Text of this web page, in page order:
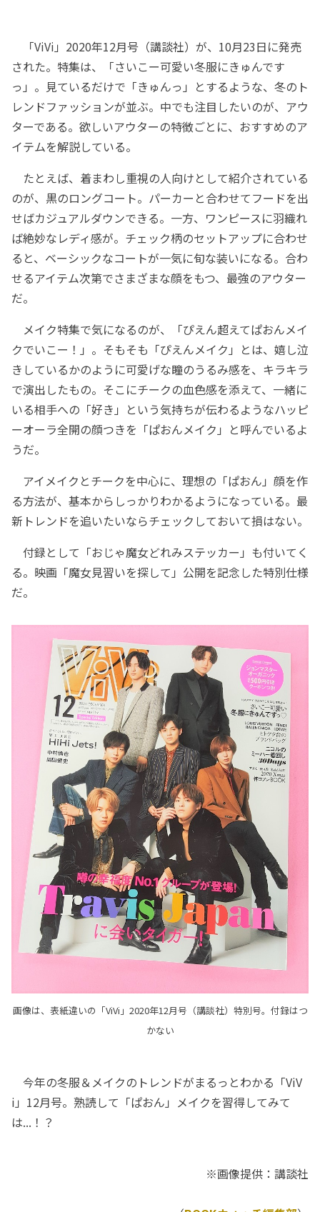
「ViVi」2020年12月号（講談社）が、10月23日に発売
された。特集は、「さいこー可愛い冬服にきゅんです
っ」。見ているだけで「きゅんっ」とするような、冬のト
レンドファッションが並ぶ。中でも注目したいのが、アウ
ターである。欲しいアウターの特徴ごとに、おすすめのア
イテムを解説している。
たとえば、着まわし重視の人向けとして紹介されている
のが、黒のロングコート。パーカーと合わせてフードを出
せばカジュアルダウンできる。一方、ワンピースに羽織れ
ば絶妙なレディ感が。チェック柄のセットアップに合わせ
ると、ベーシックなコートが一気に旬な装いになる。合わ
せるアイテム次第でさまざまな顔をもつ、最強のアウター
だ。
メイク特集で気になるのが、「ぴえん超えてぱおんメイ
クでいこー！」。そもそも「ぴえんメイク」とは、嬉し泣
きしているかのように可愛げな瞳のうるみ感を、キラキラ
で演出したもの。そこにチークの血色感を添えて、一緒に
いる相手への「好き」という気持ちが伝わるようなハッピ
ーオーラ全開の顔つきを「ぱおんメイク」と呼んでいるよ
うだ。
アイメイクとチークを中心に、理想の「ぱおん」顔を作
る方法が、基本からしっかりわかるようになっている。最
新トレンドを追いたいならチェックしておいて損はない。
付録として「おじゃ魔女どれみステッカー」も付いてく
る。映画「魔女見習いを探して」公開を記念した特別仕様
だ。
画像は、表紙違いの「ViVi」2020年12月号（講談社）特別号。付録はつ
かない
今年の冬服＆メイクのトレンドがまるっとわかる「ViV
i」12月号。熟読して「ぱおん」メイクを習得してみて
は...！？
※画像提供：講談社